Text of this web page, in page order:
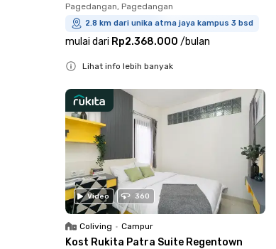
Pagedangan, Pagedangan
2.8 km dari unika atma jaya kampus 3 bsd
mulai dari Rp2.368.000 /bulan
Lihat info lebih banyak
Video 360
Coliving • Campur
Kost Rukita Patra Suite Regentown